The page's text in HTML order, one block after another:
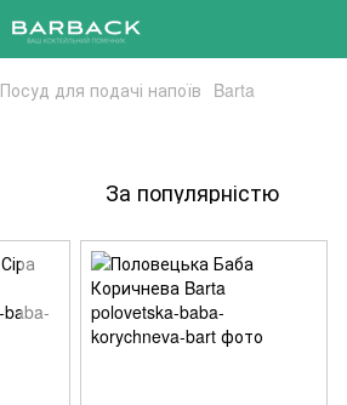
Посуд для подачі напоїв Barta
За популярністю